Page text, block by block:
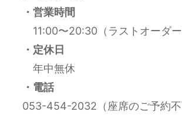
・営業時間
11:00〜20:30（ラストオーダー
・定休日
年中無休
・電話
053-454-2032（座席のご予約不